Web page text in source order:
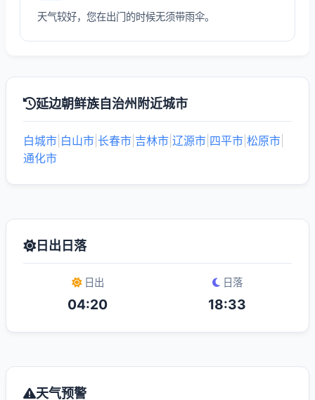
天气较好，您在出门的时候无须带雨伞。
延边朝鲜族自治州附近城市
白城市 白山市 长春市 吉林市 辽源市 四平市 松原市
通化市
日出日落
日出
04:20
日落
18:33
天气预警